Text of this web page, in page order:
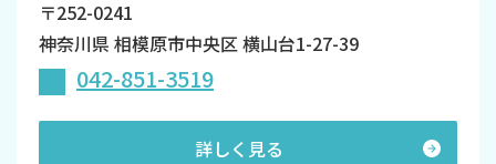
〒252-0241
神奈川県 相模原市中央区 横山台1-27-39
042-851-3519
詳しく見る